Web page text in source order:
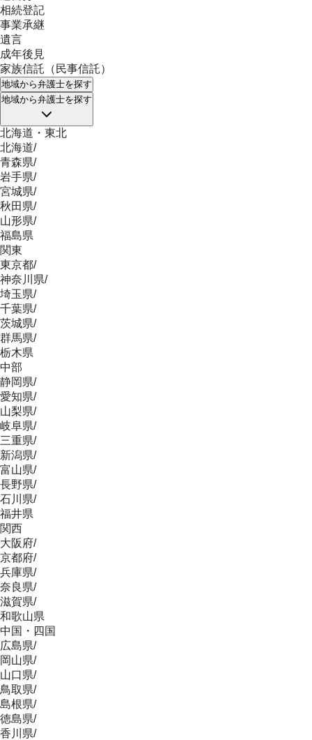
相続登記
事業承継
遺言
成年後見
家族信託（民事信託）
地域から弁護士を探す
地域から弁護士を探す
北海道・東北
北海道/
青森県/
岩手県/
宮城県/
秋田県/
山形県/
福島県
関東
東京都/
神奈川県/
埼玉県/
千葉県/
茨城県/
群馬県/
栃木県
中部
静岡県/
愛知県/
山梨県/
岐阜県/
三重県/
新潟県/
富山県/
長野県/
石川県/
福井県
関西
大阪府/
京都府/
兵庫県/
奈良県/
滋賀県/
和歌山県
中国・四国
広島県/
岡山県/
山口県/
鳥取県/
島根県/
徳島県/
香川県/